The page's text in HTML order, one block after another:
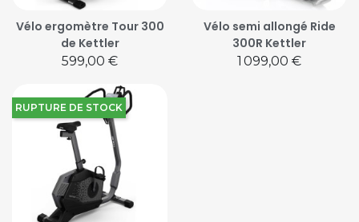
Vélo ergomètre Tour 300
de Kettler
Prix
599,00 €
Vélo semi allongé Ride
300R Kettler
Prix
1 099,00 €
RUPTURE DE STOCK